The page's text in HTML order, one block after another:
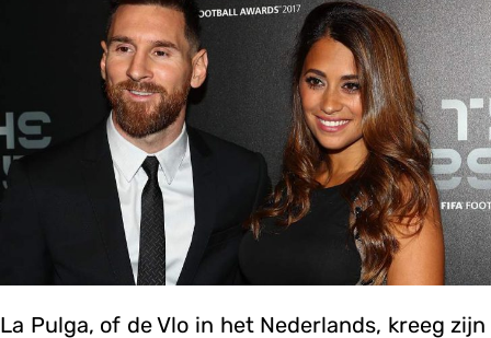
La Pulga, of de Vlo in het Nederlands, kreeg zijn